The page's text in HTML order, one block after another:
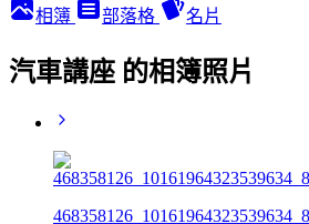
相簿 部落格 名片
汽車講座 的相簿照片